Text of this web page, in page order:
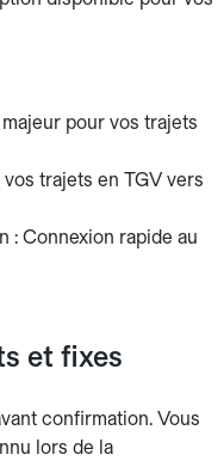
pour vos trajets
trajets en TGV vers
: Connexion rapide au
et fixes
confirmation. Vous
lors de la